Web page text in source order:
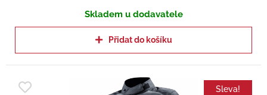
Skladem u dodavatele
Přidat do košíku
Sleva!